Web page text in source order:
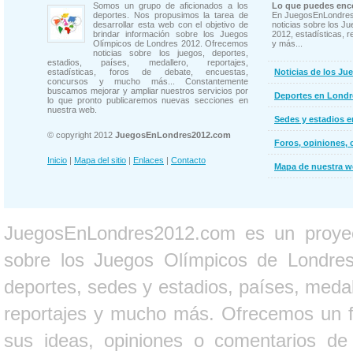
Somos un grupo de aficionados a los
deportes. Nos propusimos la tarea de
desarrollar esta web con el objetivo de
brindar información sobre los Juegos
Olímpicos de Londres 2012. Ofrecemos
noticias sobre los juegos, deportes,
estadios, países, medallero, reportajes,
estadísticas, foros de debate, encuestas,
concursos y mucho más... Constantemente
buscamos mejorar y ampliar nuestros servicios por
lo que pronto publicaremos nuevas secciones en
nuestra web.
© copyright 2012 JuegosEnLondres2012.com
Inicio | Mapa del sitio | Enlaces | Contacto
Lo que puedes
En
noticias sobre los
2012, estadísticas,
y más...
Noticias de los
Deportes en
Sedes y estadios
Foros, opiniones,
Mapa de nuestra
JuegosEnLondres2012.com es un
sobre los Juegos Olímpicos de
deportes, sedes y estadios, países,
reportajes y mucho más. Ofrecemos un
sus ideas, opiniones o comentarios